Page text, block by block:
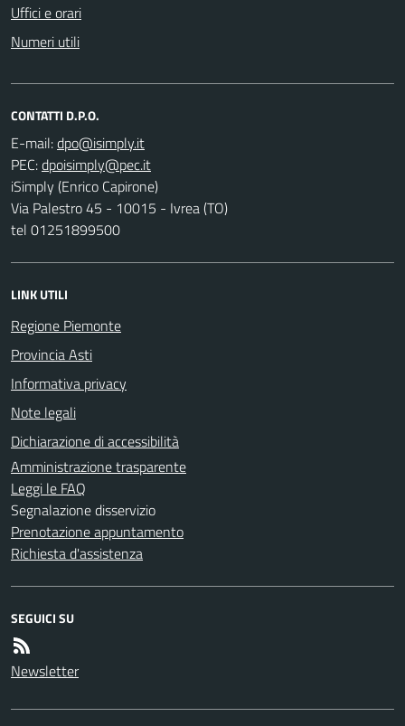
Uffici e orari
Numeri utili
CONTATTI D.P.O.
E-mail:
PEC:
iSimply (Enrico Capirone)
Via Palestro 45 - 10015 - Ivrea (TO)
tel 01251899500
LINK UTILI
Regione Piemonte
Provincia Asti
Informativa privacy
Note legali
Dichiarazione di accessibilità
Amministrazione trasparente
Leggi le FAQ
Segnalazione disservizio
Prenotazione appuntamento
Richiesta d'assistenza
SEGUICI SU
Newsletter